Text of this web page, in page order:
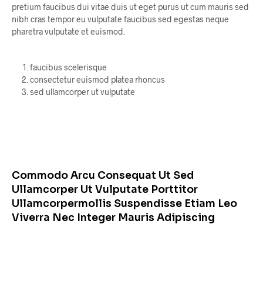
pretium faucibus dui vitae duis ut eget purus ut cum mauris sed
nibh cras tempor eu vulputate faucibus sed egestas neque
pharetra vulputate et euismod.
faucibus scelerisque
consectetur euismod platea rhoncus
sed ullamcorper ut vulputate
Commodo Arcu Consequat Ut Sed
Ullamcorper Ut Vulputate Porttitor
Ullamcorpermollis Suspendisse Etiam Leo
Viverra Nec Integer Mauris Adipiscing